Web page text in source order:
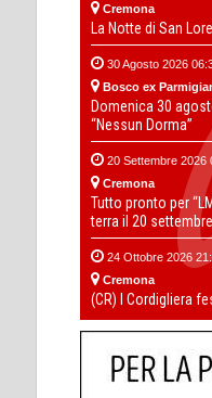
Cremona
La Notte di San
30 Agosto 2026
Bosco ex
Domenica 30
“Nessun Dorma”
20 Settembre 2026
Cremona
Tutto pronto per
terra il 20 settembre
24 Ottobre 2026
Cremona
(CR) I Cordigliera